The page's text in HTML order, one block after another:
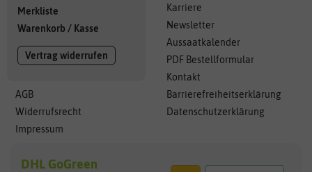
Merkliste
Warenkorb / Kasse
Vertrag widerrufen
AGB
Widerrufsrecht
Impressum
Karriere
Newsletter
Aussaatkalender
PDF Bestellformular
Kontakt
Barrierefreiheitserklärung
Datenschutzerklärung
DHL GoGreen